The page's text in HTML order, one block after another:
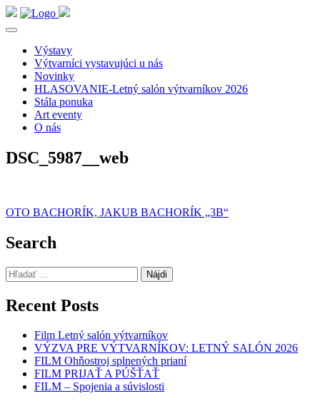
Výstavy
Výtvarníci vystavujúci u nás
Novinky
HLASOVANIE-Letný salón výtvarníkov 2026
Stála ponuka
Art eventy
O nás
DSC_5987__web
Navigácia
v
článku
OTO BACHORÍK, JAKUB BACHORÍK „3B“
Search
Hľadať:
Recent Posts
Film Letný salón výtvarníkov
VÝZVA PRE VÝTVARNÍKOV: LETNÝ SALÓN 2026
FILM Ohňostroj splnených prianí
FILM PRIJAŤ A PÚŠŤAŤ
FILM – Spojenia a súvislosti